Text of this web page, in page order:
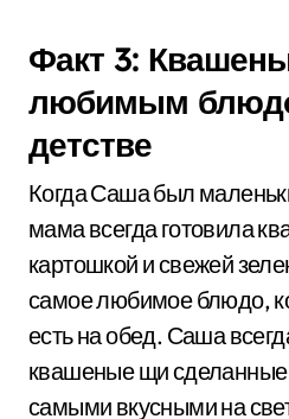
Факт 3:
любимым
детстве
Когда Саша был
мама всегда готовила
картошкой и свежей
самое любимое блюдо,
есть на обед. Саша
квашеные щи
самыми вкусными на